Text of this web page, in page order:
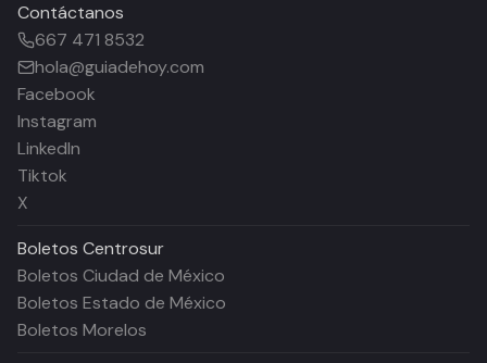
Contáctanos
667 471 8532
hola@guiadehoy.com
Facebook
Instagram
LinkedIn
Tiktok
X
Boletos Centrosur
Boletos Ciudad de México
Boletos Estado de México
Boletos Morelos